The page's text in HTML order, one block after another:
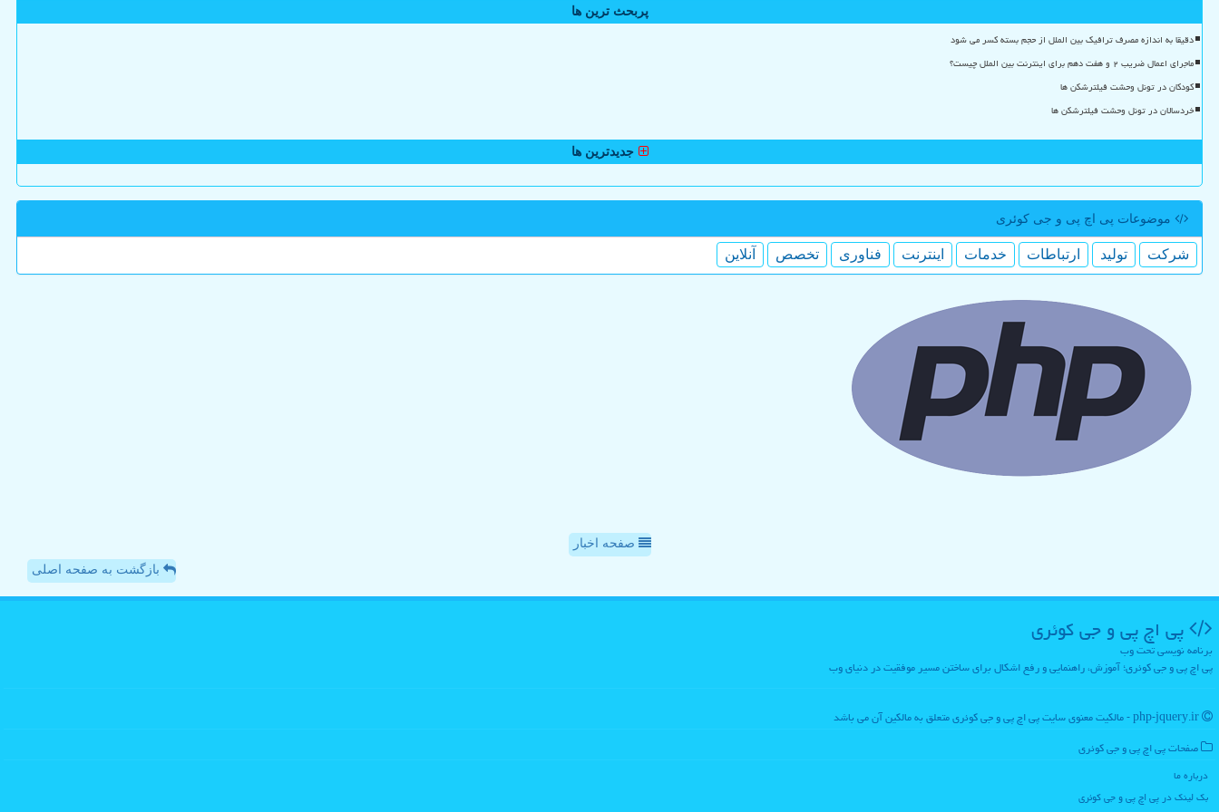
پربحث ترین ها
دقیقا به اندازه مصرف ترافیک بین الملل از حجم بسته کسر می شود
ماجرای اعمال ضریب ۲ و هفت دهم برای اینترنت بین الملل چیست؟
کودکان در تونل وحشت فیلترشکن ها
خردسالان در تونل وحشت فیلترشکن ها
جدیدترین ها
موضوعات پی اچ پی و جی كوئری
شركت تولید ارتباطات خدمات اینترنت فناوری تخصص آنلاین
صفحه اخبار
بازگشت به صفحه اصلی
پی اچ پی و جی كوئری
برنامه نویسی تحت وب
پی اچ پی و جی کوئری؛ آموزش، راهنمایی و رفع اشکال برای ساختن مسیر موفقیت در دنیای وب
صفحات پی اچ پی و جی كوئری
درباره ما
بک لینک در پی اچ پی و جی كوئری